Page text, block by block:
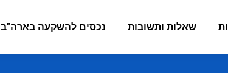
שאלות ותשובות נכסים להשקעה בארה"ב